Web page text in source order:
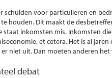
schulden voor particulieren en
houden. Dit maakt de
staat inkomsten mis. Inkomsten
et cetera. Het is al
niet uit. Dan moeten anderen
debat